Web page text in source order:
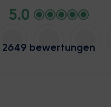
5.0
2649 bewertungen